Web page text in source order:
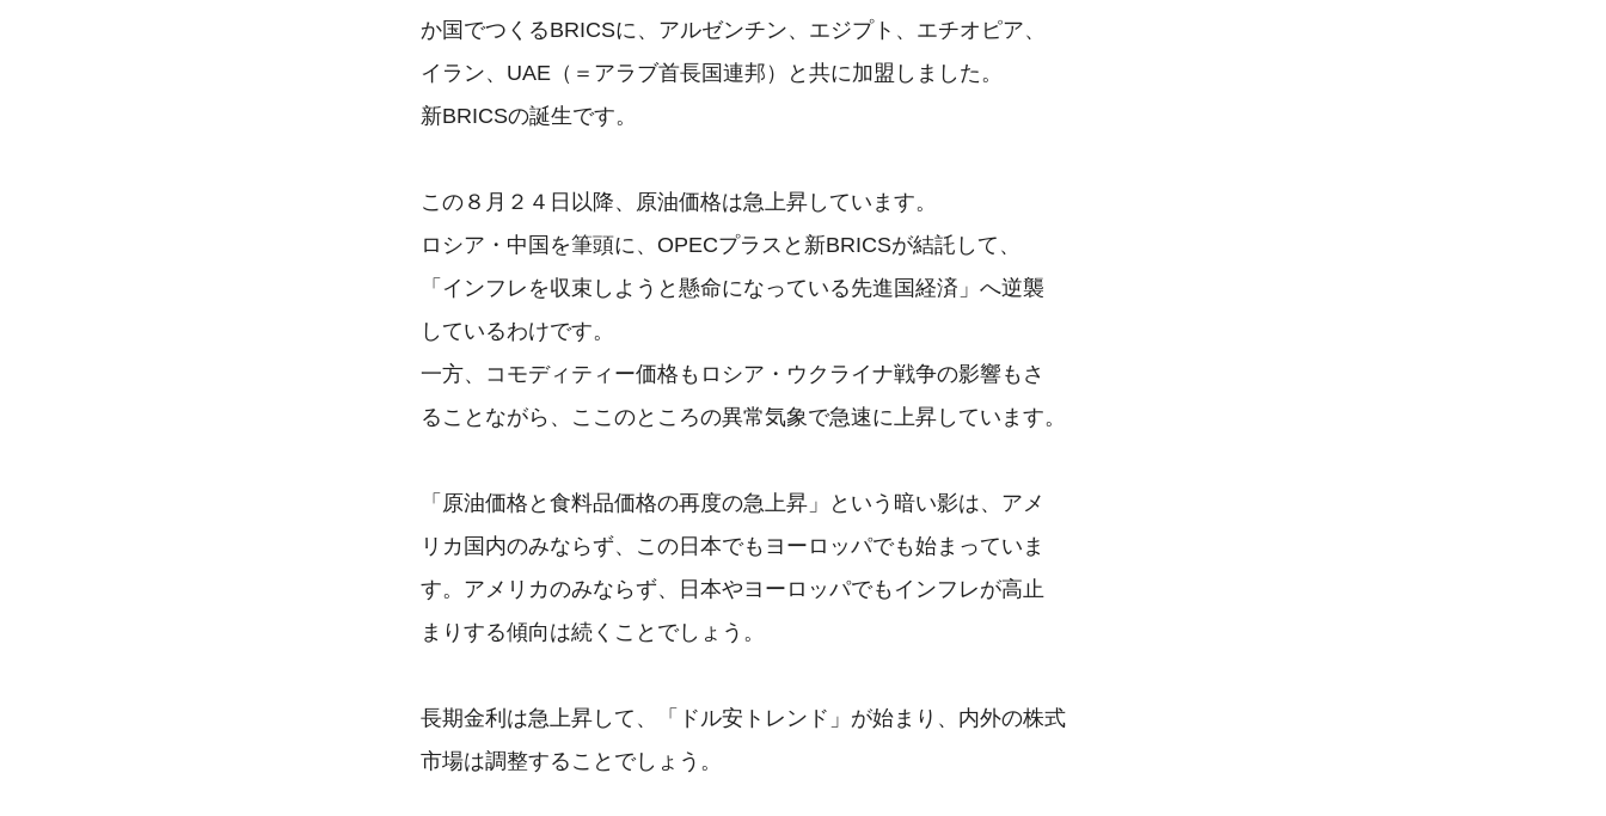
か国でつくるBRICSに、アルゼンチン、エジプト、エチオピア、
イラン、UAE（＝アラブ首長国連邦）と共に加盟しました。
新BRICSの誕生です。
この８月２４日以降、原油価格は急上昇しています。
ロシア・中国を筆頭に、OPECプラスと新BRICSが結託して、
「インフレを収束しようと懸命になっている先進国経済」へ逆襲
しているわけです。
一方、コモディティー価格もロシア・ウクライナ戦争の影響もさ
ることながら、ここのところの異常気象で急速に上昇しています。
「原油価格と食料品価格の再度の急上昇」という暗い影は、アメ
リカ国内のみならず、この日本でもヨーロッパでも始まっていま
す。アメリカのみならず、日本やヨーロッパでもインフレが高止
まりする傾向は続くことでしょう。
長期金利は急上昇して、「ドル安トレンド」が始まり、内外の株式
市場は調整することでしょう。